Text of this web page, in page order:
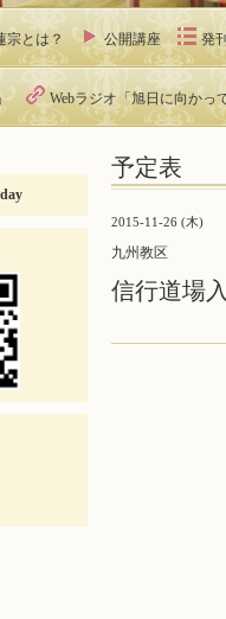
宗とは？ 公開講座 発
Webラジオ「旭日に向かっ
予定表
2015-11-26 (木)
九州教区
信行道場